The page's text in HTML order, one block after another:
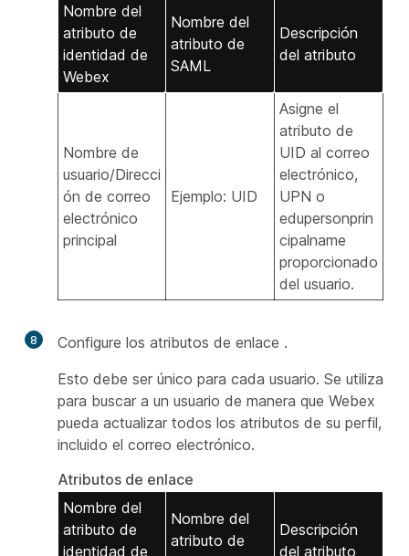
Nombre del
atributo de
identidad de
Webex
Nombre del
atributo de
SAML
Descripción
del atributo
Nombre de
usuario/Direcci
ón de correo
electrónico
principal
Ejemplo: UID
Asigne el
atributo de
UID al correo
electrónico,
UPN o
edupersonprin
cipalname
proporcionado
del usuario.
8 Configure los atributos de enlace .
Esto debe ser único para cada usuario. Se utiliza
para buscar a un usuario de manera que Webex
pueda actualizar todos los atributos de su perfil,
incluido el correo electrónico.
Atributos de enlace
Nombre del
atributo de
identidad de
Nombre del
atributo de
Descripción
del atributo